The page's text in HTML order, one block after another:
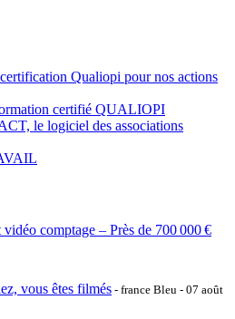
Qualiopi pour nos actions
certifié QUALIOPI
le logiciel des associations
comptage – Près de 700 000 €
vous êtes filmés - france Bleu - 07 août